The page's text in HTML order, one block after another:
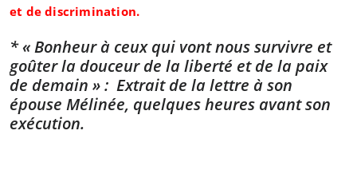
et de discrimination.
* « Bonheur à ceux qui vont nous survivre et
goûter la douceur de la liberté et de la paix
de demain » : Extrait de la lettre à son
épouse Mélinée, quelques heures avant son
exécution.